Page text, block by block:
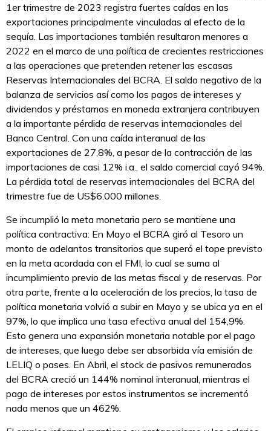
1er trimestre de 2023 registra fuertes caídas en las
exportaciones principalmente vinculadas al efecto de la
sequía. Las importaciones también resultaron menores a
2022 en el marco de una política de crecientes restricciones
a las operaciones que pretenden retener las escasas
Reservas Internacionales del BCRA. El saldo negativo de la
balanza de servicios así como los pagos de intereses y
dividendos y préstamos en moneda extranjera contribuyen
a la importante pérdida de reservas internacionales del
Banco Central. Con una caída interanual de las
exportaciones de 27,8%, a pesar de la contracción de las
importaciones de casi 12% i.a., el saldo comercial cayó 94%.
La pérdida total de reservas internacionales del BCRA del
trimestre fue de US$6.000 millones.
Se incumplió la meta monetaria pero se mantiene una
política contractiva: En Mayo el BCRA giró al Tesoro un
monto de adelantos transitorios que superó el tope previsto
en la meta acordada con el FMI, lo cual se suma al
incumplimiento previo de las metas fiscal y de reservas. Por
otra parte, frente a la aceleración de los precios, la tasa de
política monetaria volvió a subir en Mayo y se ubica ya en el
97%, lo que implica una tasa efectiva anual del 154,9%.
Esto genera una expansión monetaria notable por el pago
de intereses, que luego debe ser absorbida vía emisión de
LELIQ o pases. En Abril, el stock de pasivos remunerados
del BCRA creció un 144% nominal interanual, mientras el
pago de intereses por estos instrumentos se incrementó
nada menos que un 462%.